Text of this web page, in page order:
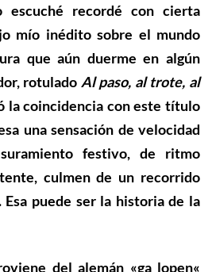
escuché recordé con cierta
mío inédito sobre el mundo
que aún duerme en algún
rotulado Al paso, al trote, al
la coincidencia con este título
una sensación de velocidad
festivo, de ritmo
culmen de un recorrido
Esa puede ser la historia de la
del alemán «ga lopen«